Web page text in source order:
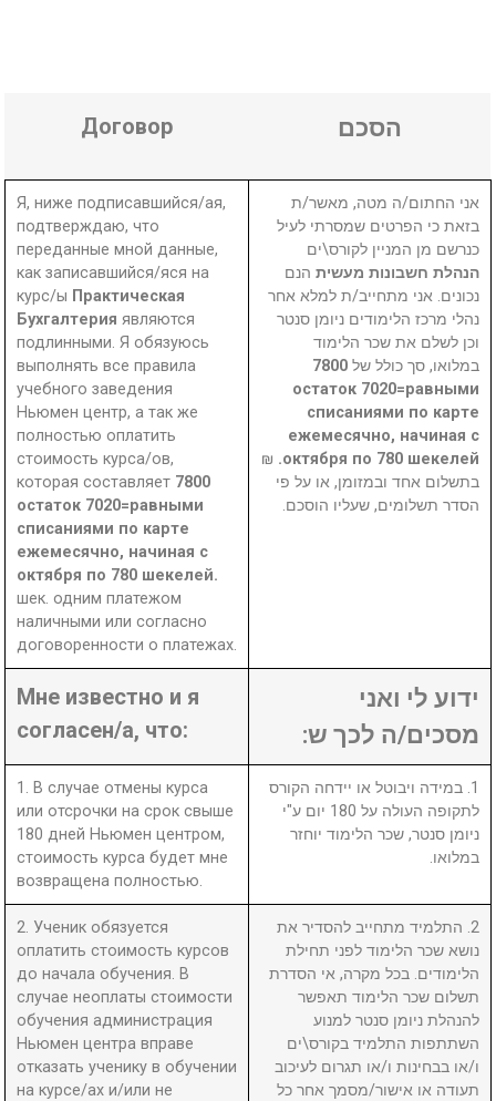
Договор הסכם
Я, ниже подписавшийся/ая,
подтверждаю, что
переданные мной данные,
как записавшийся/яся на
курс/ы Практическая
Бухгалтерияявляются
подлинными. Я обязуюсь
выполнять все правила
учебного заведения
Ньюмен центр, а так же
полностью оплатить
стоимость курса/ов,
которая составляет 7800
остаток 7020=равными
списаниями по карте
ежемесячно, начиная с
октября по 780 шекелей.
шек. одним платежом
наличными или согласно
договоренности о платежах.
אני החתום/ה מטה, מאשר/ת
בזאת כי הפרטים שמסרתי לעיל
כנרשם מן המניין לקורס\ים
הנהלת חשבונות מעשית הנם
נכונים. אני מתחייב/ת למלא אחר
נהלי מרכז הלימודים ניומן סנטר
וכן לשלם את שכר הלימוד
במלואו, סך כולל של 7800
остаток 7020=равными
списаниями по карте
ежемесячно, начиная с
октября по 780 шекелей.
₪
בתשלום אחד ובמזומן, או על פי
הסדר תשלומים, שעליו הוסכם.
Мне известно и я
согласен/а, что:
ידוע לי ואני
מסכים/ה לכך ש:
1. В случае отмены курса
или отсрочки на срок свыше
180 дней Ньюмен центром,
стоимость курса будет мне
возвращена полностью.
1. במידה ויבוטל או יידחה הקורס
לתקופה העולה על 180 יום ע"י
ניומן סנטר, שכר הלימוד יוחזר
במלואו.
2. Ученик обязуется
оплатить стоимость курсов
до начала обучения. В
случае неоплаты стоимости
обучения администрация
Ньюмен центра вправе
отказать ученику в обучении
на курсе/ах и/или не
2. התלמיד מתחייב להסדיר את
נושא שכר הלימוד לפני תחילת
הלימודים. בכל מקרה, אי הסדרת
תשלום שכר הלימוד תאפשר
להנהלת ניומן סנטר למנוע
השתתפות התלמיד בקורס\ים
ו/או בבחינות ו/או תגרום לעיכוב
תעודה או אישור/מסמך אחר כל